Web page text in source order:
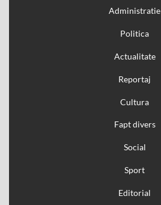
Administratie
Politica
Actualitate
Reportaj
Cultura
Fapt divers
Social
Sport
Editorial